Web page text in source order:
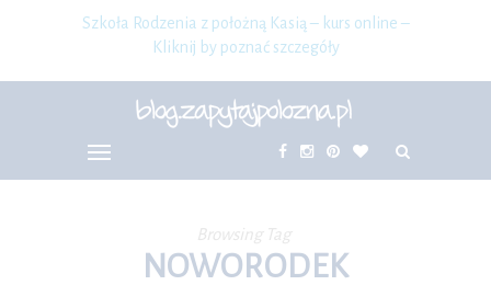
Szkoła Rodzenia z położną Kasią – kurs online –
Kliknij by poznać szczegóły
Browsing Tag
NOWORODEK